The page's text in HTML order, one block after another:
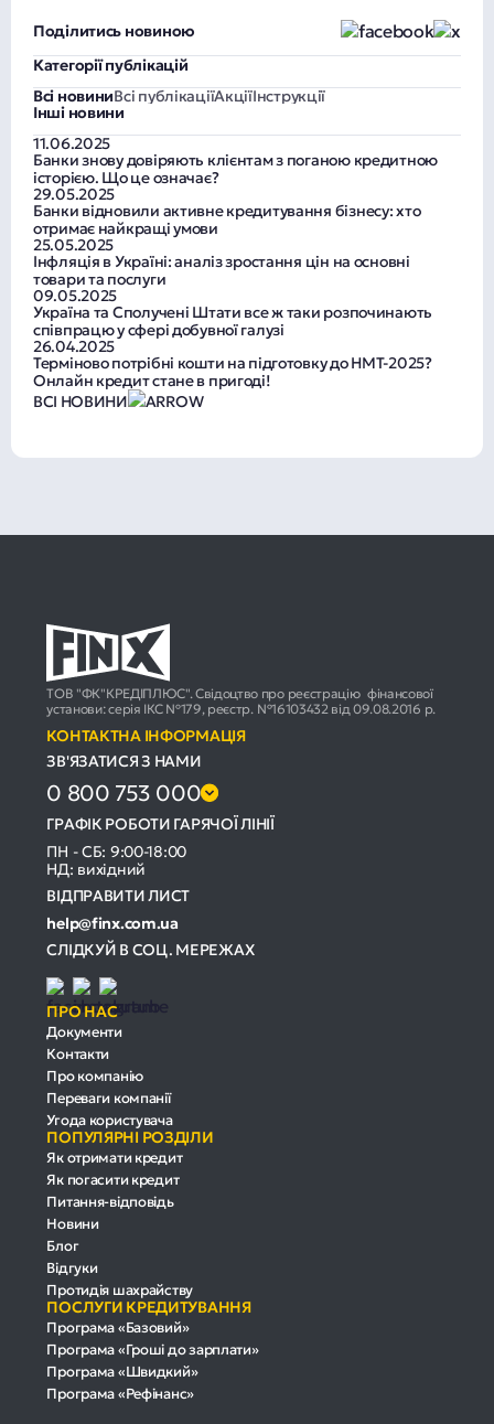
Поділитись новиною
Категорії публікацій
Всі новиниВсі публікаціїАкціїІнструкції
Інші новини
11.06.2025
Банки знову довіряють клієнтам з поганою кредитною
історією. Що це означає?
29.05.2025
Банки відновили активне кредитування бізнесу: хто
отримає найкращі умови
25.05.2025
Інфляція в Україні: аналіз зростання цін на основні
товари та послуги
09.05.2025
Україна та Сполучені Штати все ж таки розпочинають
співпрацю у сфері добувної галузі
26.04.2025
Терміново потрібні кошти на підготовку до НМТ-2025?
Онлайн кредит стане в пригоді!
ВСІ НОВИНИ
ТОВ "ФК"КРЕДІПЛЮС". Свідоцтво про реєстрацію фінансової
установи: серія ІКС №179, реєстр. №16103432 від 09.08.2016 р.
КОНТАКТНА ІНФОРМАЦІЯ
ЗВ'ЯЗАТИСЯ З НАМИ
0 800 753 000
ГРАФІК РОБОТИ ГАРЯЧОЇ ЛІНІЇ
ПН - СБ: 9:00-18:00
НД: вихідний
ВІДПРАВИТИ ЛИСТ
help@finx.com.ua
СЛІДКУЙ В СОЦ. МЕРЕЖАХ
ПРО НАС
Документи
Контакти
Про компанію
Переваги компанії
Угода користувача
ПОПУЛЯРНІ РОЗДІЛИ
Як отримати кредит
Як погасити кредит
Питання-відповідь
Новини
Блог
Відгуки
Протидія шахрайству
ПОСЛУГИ КРЕДИТУВАННЯ
Програма «Базовий»
Програма «Гроші до зарплати»
Програма «Швидкий»
Програма «Рефінанс»